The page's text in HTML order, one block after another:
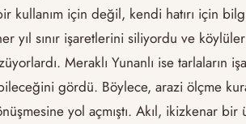
için değil, kendi hatırı için bilgi
yıl sınır işaretlerini siliyordu ve
Meraklı Yunanlı ise
gördü. Böylece, arazi ölçme
yol açmıştı. Akıl, ikizkenar